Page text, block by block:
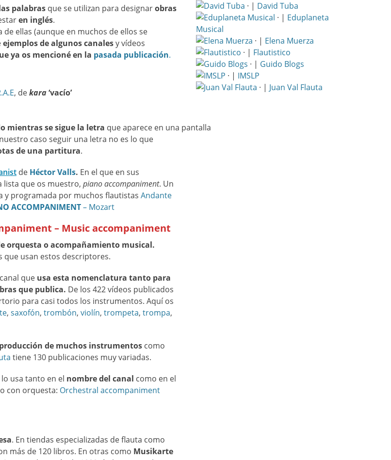
palabras que se utilizan para designarobras
en inglés.
de ellas (aunque en muchos de ellos se
ejemplos de algunos canalesy vídeos
ya os mencioné en la pasada publicación.
, dekara‘vacío’
mientras se sigue la letra que aparece en una pantalla
caso seguir una letra no es lo que
de una partitura.
de Héctor Valls. En el que en sus
lista que os muestro, pianoaccompaniment. Un
y programada por muchos flautistas Andante
ACCOMPANIMENT– Mozart
– Music accompaniment
orquesta o acompañamiento musical.
que usan estos descriptores.
que usa esta nomenclatura tanto para
que publica. De los 422 vídeos publicados
para casi todos los instrumentos. Aquí os
, saxofón, trombón, violín, trompeta, trompa,
de muchos instrumentos como
tiene 130 publicaciones muy variadas.
lo usa tanto en el nombre del canal como en el
con orquesta: Orchestral accompaniment
. En tiendas especializadas de flauta como
más de 120 libros. En otras como Musikarte
· | David Tuba
· | Eduplaneta
Musical
· | Elena Muerza
· | Flautistico
· | Guido Blogs
· | IMSLP
· | Juan Val Flauta